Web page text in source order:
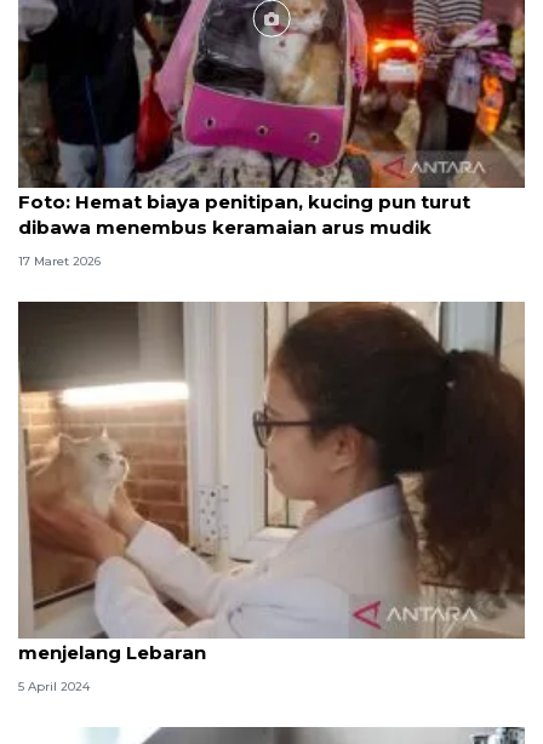
Foto
Foto: Hemat biaya penitipan, kucing pun turut
dibawa menembus keramaian arus mudik
17 Maret 2026
Tempat penitipan hewan peliharaan laris dipesan
menjelang Lebaran
5 April 2024